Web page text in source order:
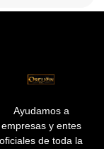
Ayudamos a
empresas y entes
oficiales de toda la